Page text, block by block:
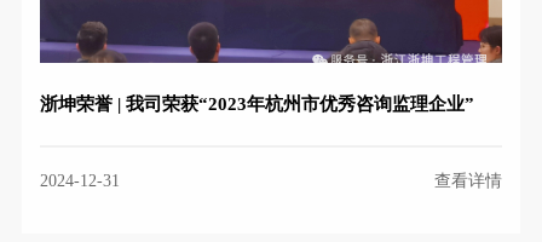
浙坤荣誉 | 我司荣获“2023年杭州市优秀咨询监理企业”
2024-12-31 查看详情